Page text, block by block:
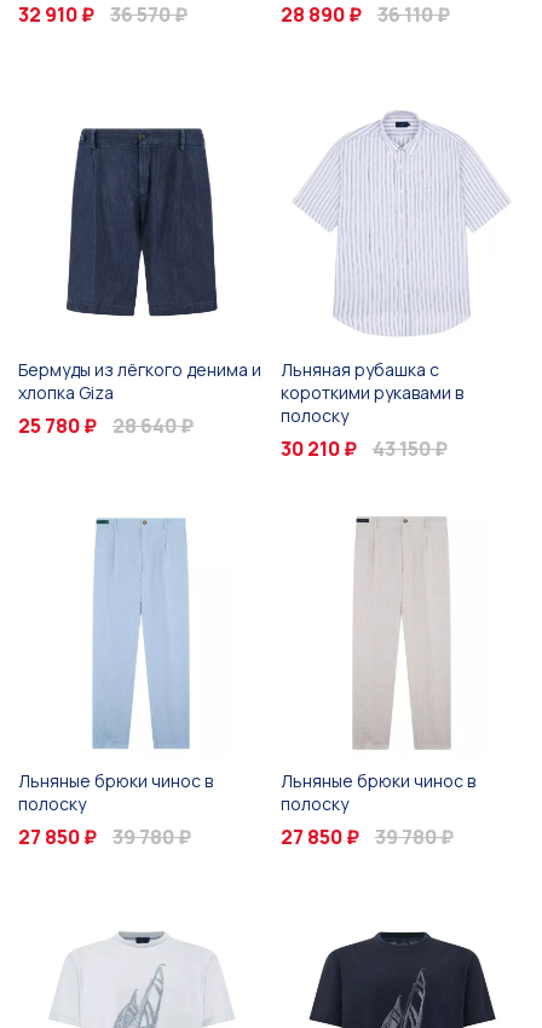
32 910 ₽ 36 570 ₽ 28 890 ₽ 36 110 ₽
Бермуды из лёгкого денима и
хлопка Giza
25 780 ₽ 28 640 ₽
Льняная рубашка с
короткими рукавами в
полоску
30 210 ₽ 43 150 ₽
Льняные брюки чинос в
полоску
27 850 ₽ 39 780 ₽
Льняные брюки чинос в
полоску
27 850 ₽ 39 780 ₽